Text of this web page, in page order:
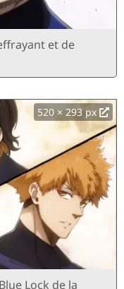
et de
520 × 293 px
Lock de la